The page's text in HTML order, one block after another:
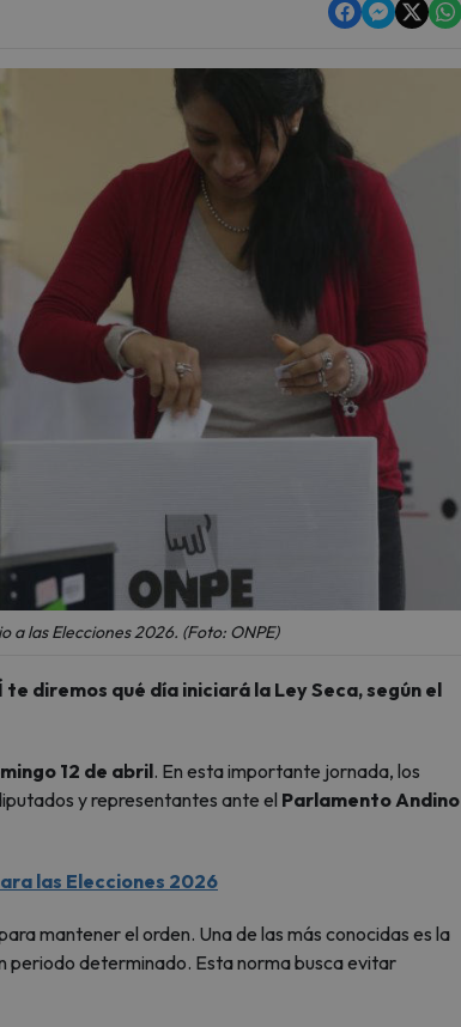
a las Elecciones 2026. (Foto: ONPE)
diremos qué día iniciará la Ley Seca, según el
12 de abril. En esta importante jornada, los
y representantes ante el Parlamento Andino
las Elecciones 2026
mantener el orden. Una de las más conocidas es la
periodo determinado. Esta norma busca evitar